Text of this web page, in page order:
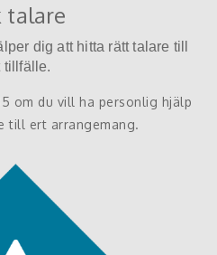
talare
dig att hitta rätt talare till
tillfälle.
om du vill ha personlig hjälp
till ert arrangemang.